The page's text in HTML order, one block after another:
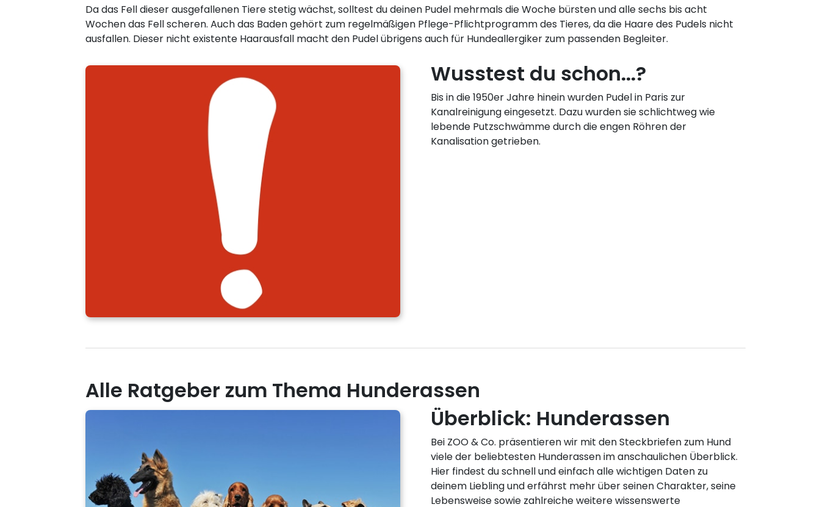
Da das Fell dieser ausgefallenen Tiere stetig wächst, solltest du deinen Pudel mehrmals die Woche bürsten und alle sechs bis acht
Wochen das Fell scheren. Auch das Baden gehört zum regelmäßigen Pflege-Pflichtprogramm des Tieres, da die Haare des Pudels nicht
ausfallen. Dieser nicht existente Haarausfall macht den Pudel übrigens auch für Hundeallergiker zum passenden Begleiter.
Wusstest du schon...?
Bis in die 1950er Jahre hinein wurden Pudel in Paris zur
Kanalreinigung eingesetzt. Dazu wurden sie schlichtweg wie
lebende Putzschwämme durch die engen Röhren der
Kanalisation getrieben.
Alle Ratgeber zum Thema Hunderassen
Überblick: Hunderassen
Bei ZOO & Co. präsentieren wir mit den Steckbriefen zum Hund
viele der beliebtesten Hunderassen im anschaulichen Überblick.
Hier findest du schnell und einfach alle wichtigen Daten zu
deinem Liebling und erfährst mehr über seinen Charakter, seine
Lebensweise sowie zahlreiche weitere wissenswerte